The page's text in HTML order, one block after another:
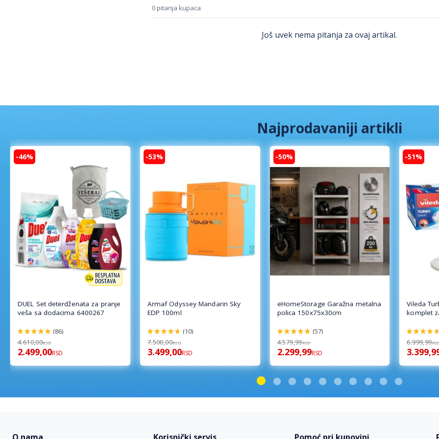
0 pitanja kupaca
Još uvek nema pitanja za ovaj artikal.
Najprodavaniji artikli
-46%
DUEL Set deterdženata za pranje
veša sa dodacima 6400267
98%
(86)
4.610,00RSD
2.499,00RSD
-53%
Armaf Odyssey Mandarin Sky
EDP 100ml
94%
(10)
7.500,00RSD
3.499,00RSD
-50%
eHomeStorage Garažna metalna
polica 150x75x30cm
96%
(57)
4.579,99RSD
2.299,99RSD
-51%
Vileda
komplet
92%
6.999,99